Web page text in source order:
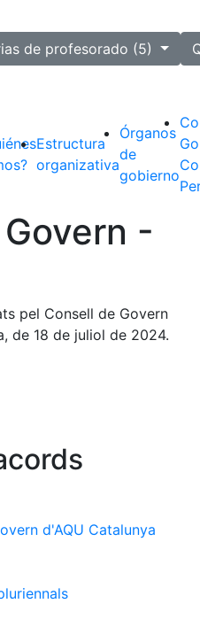
de profesorado (5)
Estructura
organizativa
Órganos
de
gobierno
-
pel Consell de Govern
de 18 de juliol de 2024.
d'AQU Catalunya